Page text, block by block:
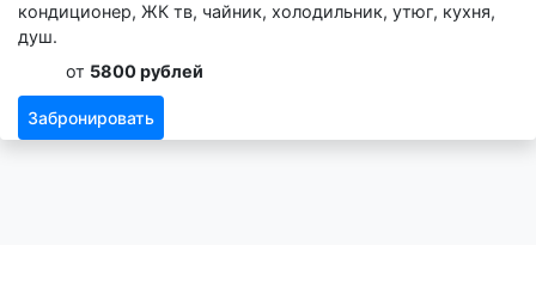
кондиционер, ЖК тв, чайник, холодильник, утюг, кухня,
душ.
от 5800 рублей
Забронировать